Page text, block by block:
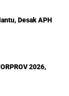
Desak APH
2026,